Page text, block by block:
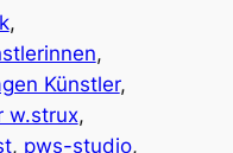
Künstler
w.strux
, pws-studio